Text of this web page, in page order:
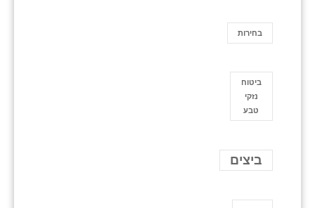
בחירות
ביטוח
נזקי
טבע
ביצים